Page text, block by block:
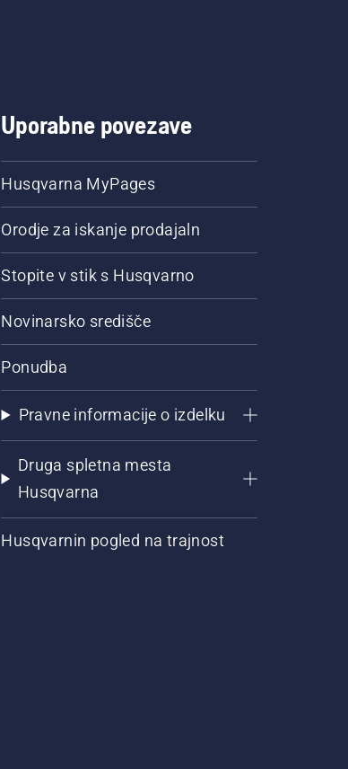
Uporabne povezave
Husqvarna MyPages
Orodje za iskanje prodajaln
Stopite v stik s Husqvarno
Novinarsko središče
Ponudba
Pravne informacije o izdelku
Druga spletna mesta
Husqvarna
Husqvarnin pogled na trajnost